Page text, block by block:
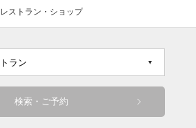
レストラン・ショップ
検索・ご予約